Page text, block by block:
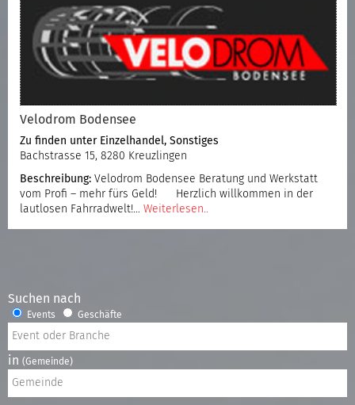
Velodrom Bodensee
Zu finden unter Einzelhandel, Sonstiges
Bachstrasse 15, 8280 Kreuzlingen
Beschreibung: Velodrom Bodensee Beratung und Werkstatt
vom Profi – mehr fürs Geld! Herzlich willkommen in der
lautlosen Fahrradwelt!… Weiterlesen..
Suchen nach
Events Geschäfte
in (Gemeinde)